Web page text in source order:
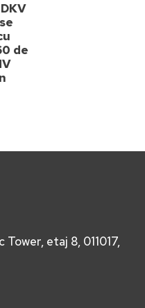
de
etaj 8, 011017,